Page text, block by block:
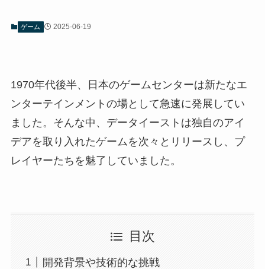
ゲーム 2025-06-19
1970年代後半、日本のゲームセンターは新たなエ
ンターテインメントの場として急速に発展してい
ました。そんな中、データイーストは独自のアイ
デアを取り入れたゲームを次々とリリースし、プ
レイヤーたちを魅了していました。
目次
開発背景や技術的な挑戦